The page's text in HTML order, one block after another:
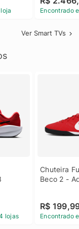
Encontrado
Ver Smart TVs
lojas
Chuteira
Beco 2 -
R$
Encontrado